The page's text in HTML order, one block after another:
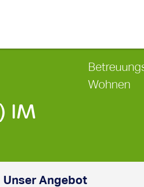
IM
Wohnen
Unser Angebot